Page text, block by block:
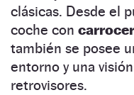
clásicas. Desde el
coche con
también se posee
entorno y una
retrovisores.